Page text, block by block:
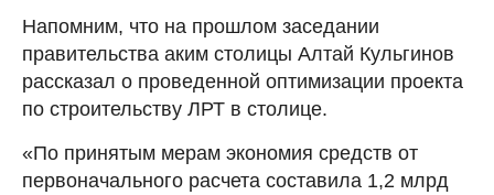
Напомним, что на прошлом заседании
правительства аким столицы Алтай Кульгинов
рассказал о проведенной оптимизации проекта
по строительству ЛРТ в столице.
«По принятым мерам экономия средств от
первоначального расчета составила 1,2 млрд